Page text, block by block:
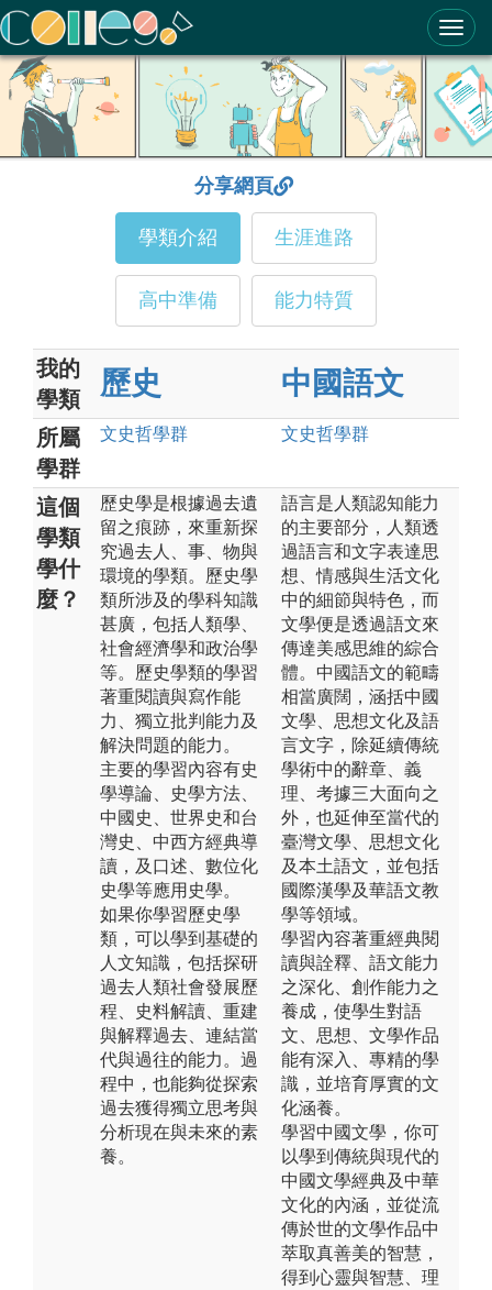
ColleGo! 大學選才與高中育才輔助系統
分享網頁
學類介紹 生涯進路
高中準備 能力特質
我的
學類
歷史 中國語文
所屬
學群
文史哲學群 文史哲學群
這個
學類
學什
麼？
歷史學是根據過去遺
留之痕跡，來重新探
究過去人、事、物與
環境的學類。歷史學
類所涉及的學科知識
甚廣，包括人類學、
社會經濟學和政治學
等。歷史學類的學習
著重閱讀與寫作能
力、獨立批判能力及
解決問題的能力。
主要的學習內容有史
學導論、史學方法、
中國史、世界史和台
灣史、中西方經典導
讀，及口述、數位化
史學等應用史學。
如果你學習歷史學
類，可以學到基礎的
人文知識，包括探研
過去人類社會發展歷
程、史料解讀、重建
與解釋過去、連結當
代與過往的能力。過
程中，也能夠從探索
過去獲得獨立思考與
分析現在與未來的素
養。
語言是人類認知能力
的主要部分，人類透
過語言和文字表達思
想、情感與生活文化
中的細節與特色，而
文學便是透過語文來
傳達美感思維的綜合
體。中國語文的範疇
相當廣闊，涵括中國
文學、思想文化及語
言文字，除延續傳統
學術中的辭章、義
理、考據三大面向之
外，也延伸至當代的
臺灣文學、思想文化
及本土語文，並包括
國際漢學及華語文教
學等領域。
學習內容著重經典閱
讀與詮釋、語文能力
之深化、創作能力之
養成，使學生對語
文、思想、文學作品
能有深入、專精的學
識，並培育厚實的文
化涵養。
學習中國文學，你可
以學到傳統與現代的
中國文學經典及中華
文化的內涵，並從流
傳於世的文學作品中
萃取真善美的智慧，
得到心靈與智慧、理